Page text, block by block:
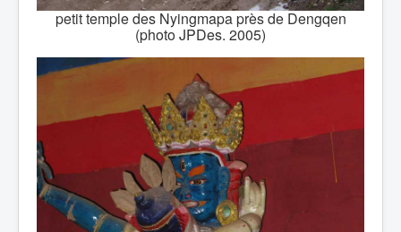
petit temple des Nyingmapa près de Dengqen
(photo JPDes. 2005)